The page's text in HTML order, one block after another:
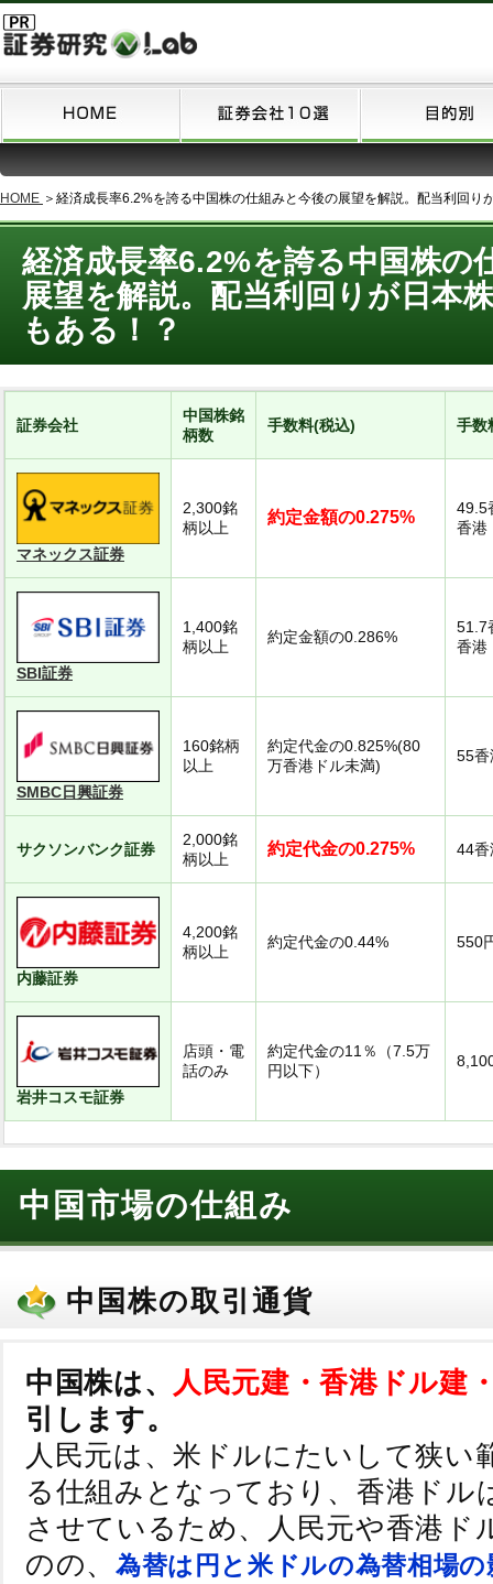
HOME ＞ 経済成長率6.2%を誇る中国株の仕組みと今後の展望を解説。配当利回り
経済成長率6.2%を誇る中国株の
展望を解説。配当利回りが日本
もある！？
証券会社
中国株銘
柄数
手数料(税込) 手数
マネックス証券
2,300銘
柄以上
約定金額の0.275%
49.5
香港
SBI証券
1,400銘
柄以上
約定金額の0.286%
51.7
香港
SMBC日興証券
160銘柄
以上
約定代金の0.825%(80
万香港ドル未満)
55香
サクソンバンク証券
2,000銘
柄以上
約定代金の0.275% 44香
内藤証券
4,200銘
柄以上
約定代金の0.44% 550
岩井コスモ証券
店頭・電
話のみ
約定代金の11％（7.5万
円以下）
中国市場の仕組み
中国株の取引通貨
中国株は、 人民元建・香港ドル建
引します。
人民元は、米ドルにたいして狭い
る仕組みとなっており、香港ドル
させているため、人民元や香港ド
のの、 為替は円と米ドルの為替相場